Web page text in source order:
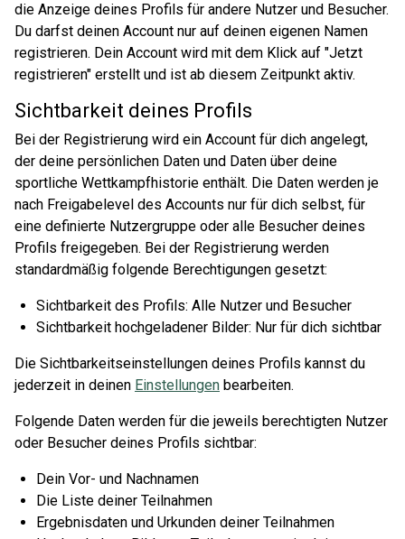
die Anzeige deines Profils für andere Nutzer und Besucher.
Du darfst deinen Account nur auf deinen eigenen Namen
registrieren. Dein Account wird mit dem Klick auf "Jetzt
registrieren" erstellt und ist ab diesem Zeitpunkt aktiv.
Sichtbarkeit deines Profils
Bei der Registrierung wird ein Account für dich angelegt,
der deine persönlichen Daten und Daten über deine
sportliche Wettkampfhistorie enthält. Die Daten werden je
nach Freigabelevel des Accounts nur für dich selbst, für
eine definierte Nutzergruppe oder alle Besucher deines
Profils freigegeben. Bei der Registrierung werden
standardmäßig folgende Berechtigungen gesetzt:
Sichtbarkeit des Profils: Alle Nutzer und Besucher
Sichtbarkeit hochgeladener Bilder: Nur für dich sichtbar
Die Sichtbarkeitseinstellungen deines Profils kannst du
jederzeit in deinen Einstellungen bearbeiten.
Folgende Daten werden für die jeweils berechtigten Nutzer
oder Besucher deines Profils sichtbar:
Dein Vor- und Nachnamen
Die Liste deiner Teilnahmen
Ergebnisdaten und Urkunden deiner Teilnahmen